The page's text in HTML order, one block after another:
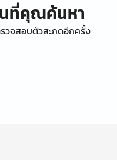
ที่คุณค้นหา
วจสอบตัวสะกดอีกครั้ง